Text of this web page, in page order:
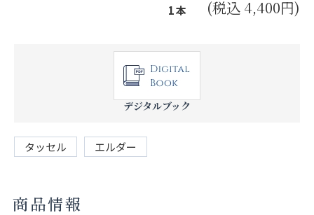
1本
(税込 4,400円)
デジタルブック
タッセル エルダー
商品情報